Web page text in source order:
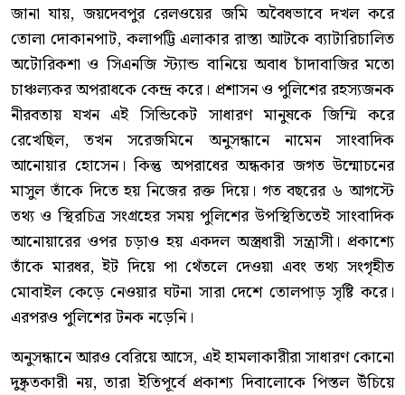
জানা যায়, জয়দেবপুর রেলওয়ের জমি অবৈধভাবে দখল করে
তোলা দোকানপাট, কলাপট্টি এলাকার রাস্তা আটকে ব্যাটারিচালিত
অটোরিকশা ও সিএনজি স্ট্যান্ড বানিয়ে অবাধ চাঁদাবাজির মতো
চাঞ্চল্যকর অপরাধকে কেন্দ্র করে। প্রশাসন ও পুলিশের রহস্যজনক
নীরবতায় যখন এই সিন্ডিকেট সাধারণ মানুষকে জিম্মি করে
রেখেছিল, তখন সরেজমিনে অনুসন্ধানে নামেন সাংবাদিক
আনোয়ার হোসেন। কিন্তু অপরাধের অন্ধকার জগত উন্মোচনের
মাসুল তাঁকে দিতে হয় নিজের রক্ত দিয়ে। গত বছরের ৬ আগস্টে
তথ্য ও স্থিরচিত্র সংগ্রহের সময় পুলিশের উপস্থিতিতেই সাংবাদিক
আনোয়ারের ওপর চড়াও হয় একদল অস্ত্রধারী সন্ত্রাসী। প্রকাশ্যে
তাঁকে মারধর, ইট দিয়ে পা থেঁতলে দেওয়া এবং তথ্য সংগৃহীত
মোবাইল কেড়ে নেওয়ার ঘটনা সারা দেশে তোলপাড় সৃষ্টি করে।
এরপরও পুলিশের টনক নড়েনি।
অনুসন্ধানে আরও বেরিয়ে আসে, এই হামলাকারীরা সাধারণ কোনো
দুষ্কৃতকারী নয়, তারা ইতিপূর্বে প্রকাশ্য দিবালোকে পিস্তল উঁচিয়ে